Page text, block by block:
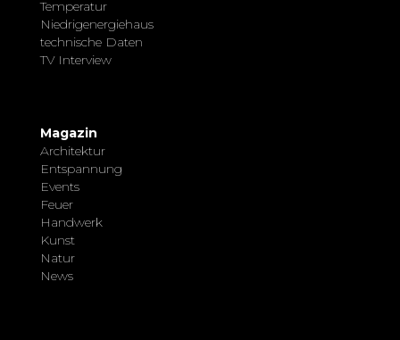
Temperatur
Niedrigenergiehaus
technische Daten
TV Interview
Magazin
Architektur
Entspannung
Events
Feuer
Handwerk
Kunst
Natur
News